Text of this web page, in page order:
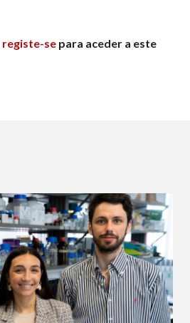
registe-se para aceder a este